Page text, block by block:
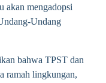
akan mengadopsi
Undang
bahwa TPST dan
ramah lingkungan,